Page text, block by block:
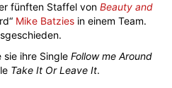
fünften Staffel von Beauty and
Mike Batzies in einem Team.
ihre Single Follow me Around
Take It Or Leave It.